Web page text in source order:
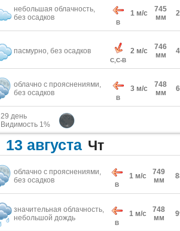
небольшая облачность,
без осадков
В
1 м/с
745
мм
пасмурно, без осадков
С,С-В
2 м/с
746
мм
облачно с прояснениями,
без осадков
В
3 м/с
748
мм
29 день
Видимость 1%
13 августа Чт
облачно с прояснениями,
без осадков
В
1 м/с
749
мм
значительная облачность,
небольшой дождь
В
1 м/с
748
мм